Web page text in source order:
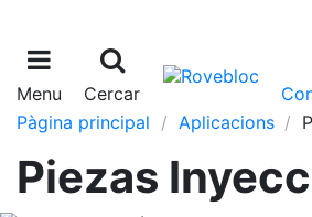
Menu Cercar
Pàgina principal
Aplicacions
Piezas